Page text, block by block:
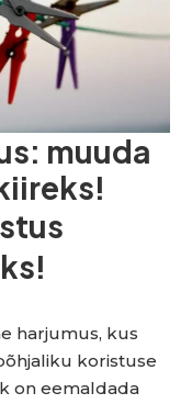
muuda
harjumus, kus
koristuse
on eemaldada